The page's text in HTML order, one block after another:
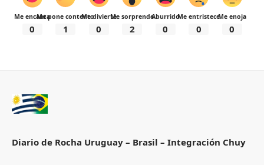
Me encanta
0
Me pone contento
1
Me divierte
0
Me sorprende
2
Aburrido
0
Me entristece
0
Me enoja
0
Diario de Rocha Uruguay – Brasil – Integración Chuy